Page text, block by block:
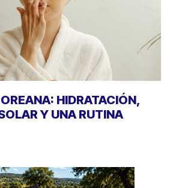
HIDRATACIÓN,
Y UNA RUTINA